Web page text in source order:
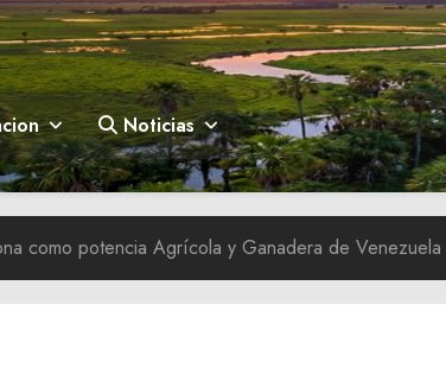
Noticias
como potencia Agrícola y Ganadera de Venezuela